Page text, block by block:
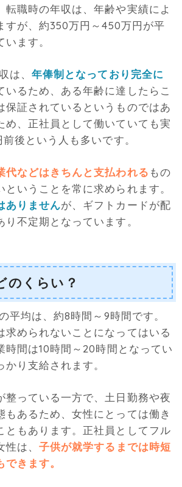
転職時の年収は、年齢や実績によ
すが、約350万円～450万円が平
ます。
は、年俸制となっており完全に
いるため、ある年齢に達したらこ
保証されているというものではあ
め、正社員として働いていても実
後という人も多いです。
代などはきちんと支払われる もの
いうことを常に求められます。
ありませんが、ギフトカードが配
不定期となっています。
のくらい？
平均は、約8時間～9時間です。
求められないことになってはいる
時間は10時間～20時間となってい
り支給されます。
整っている一方で、土日勤務や夜
もあるため、女性にとっては働き
ともあります。正社員としてフル
性は、子供が就学するまでは時短
きます。